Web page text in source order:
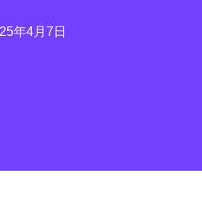
年4月7日